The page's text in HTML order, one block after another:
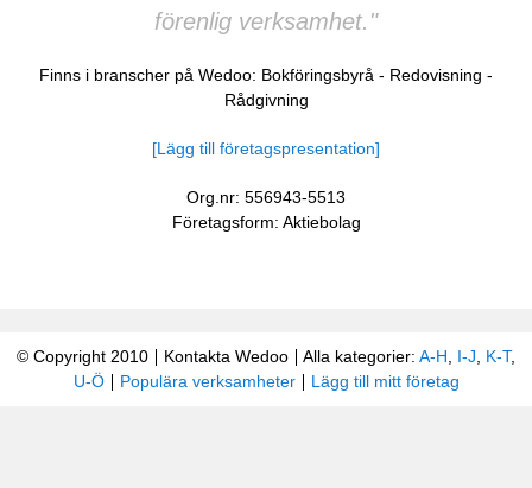
förenlig verksamhet."
Finns i branscher på Wedoo: Bokföringsbyrå - Redovisning -
Rådgivning
[Lägg till företagspresentation]
Org.nr: 556943-5513
Företagsform: Aktiebolag
© Copyright 2010 Kontakta Wedoo Alla kategorier: A-H I-J K-T,
U-Ö
Populära verksamheter Lägg till mitt företag